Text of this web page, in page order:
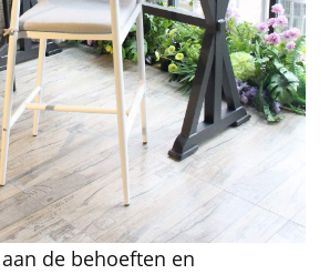
de behoeften en